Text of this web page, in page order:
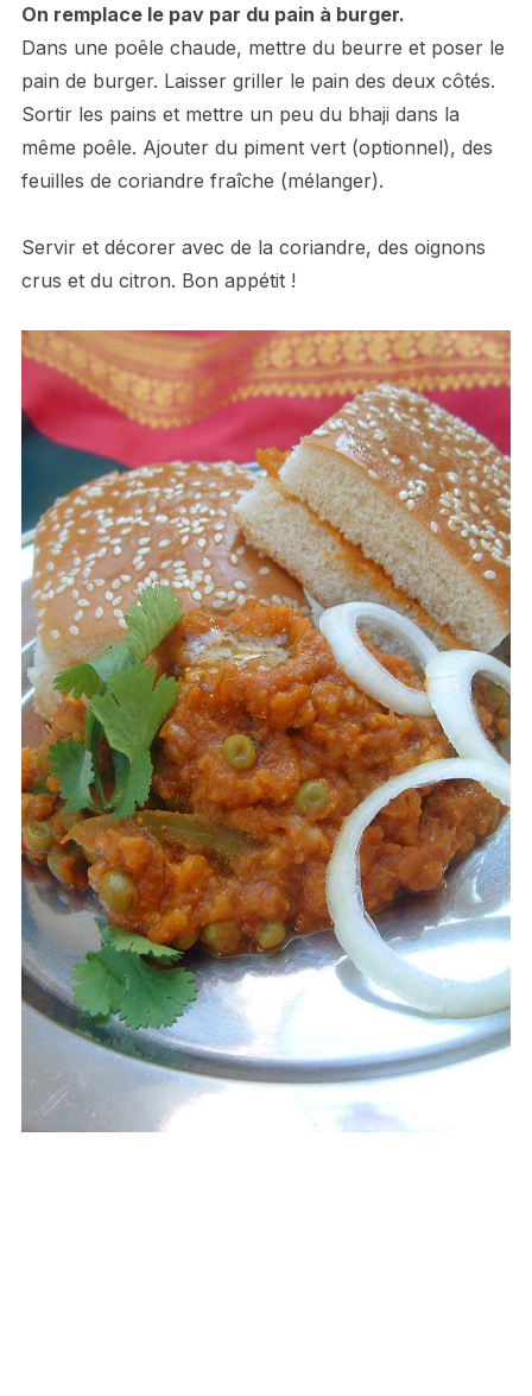
On remplace le pav par du pain à burger.
Dans une poêle chaude, mettre du beurre et poser le
pain de burger. Laisser griller le pain des deux côtés.
Sortir les pains et mettre un peu du bhaji dans la
même poêle. Ajouter du piment vert (optionnel), des
feuilles de coriandre fraîche (mélanger).
Servir et décorer avec de la coriandre, des oignons
crus et du citron. Bon appétit !